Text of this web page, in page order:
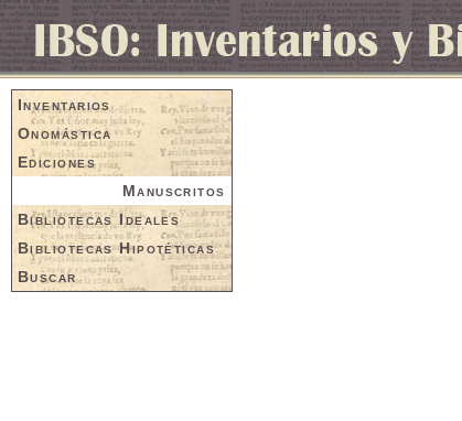
Inventarios
Onomástica
Ediciones
Manuscritos
Bibliotecas Ideales
Bibliotecas Hipotéticas
Buscar